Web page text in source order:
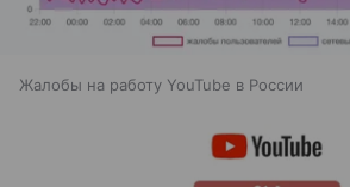
Жалобы на работу YouTube в России